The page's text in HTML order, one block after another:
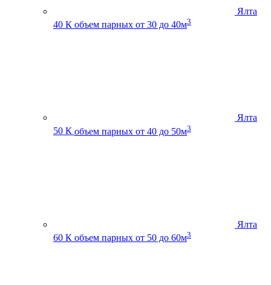
Ялта
40 К объем парных от 30 до 40м3
Ялта
50 К объем парных от 40 до 50м3
Ялта
60 К объем парных от 50 до 60м3